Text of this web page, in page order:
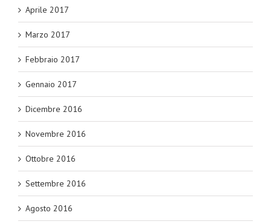
Aprile 2017
Marzo 2017
Febbraio 2017
Gennaio 2017
Dicembre 2016
Novembre 2016
Ottobre 2016
Settembre 2016
Agosto 2016